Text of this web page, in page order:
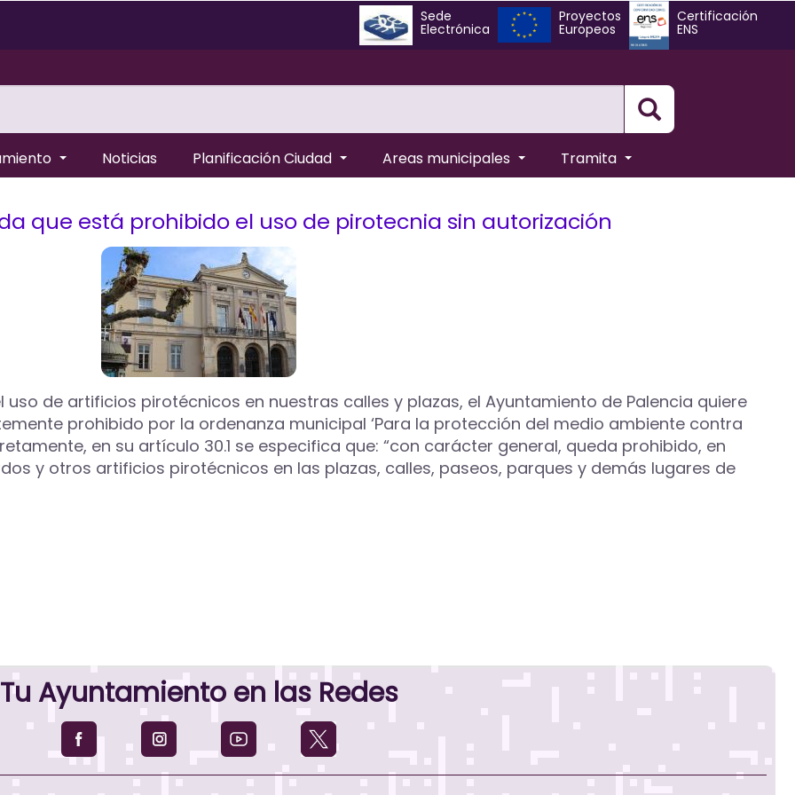
Sede
Electrónica
Proyectos
Europeos
Certificación
ENS
Busqueda
Noticias Planificación Ciudad Areas municipales Tramita
que está prohibido el uso de pirotecnia sin autorización
uso de artificios pirotécnicos en nuestras calles y plazas, el Ayuntamiento de Palencia quiere
prohibido por la ordenanza municipal ‘Para la protección del medio ambiente contra
en su artículo 30.1 se especifica que: “con carácter general, queda prohibido, en
y otros artificios pirotécnicos en las plazas, calles, paseos, parques y demás lugares de
Tu Ayuntamiento en las Redes